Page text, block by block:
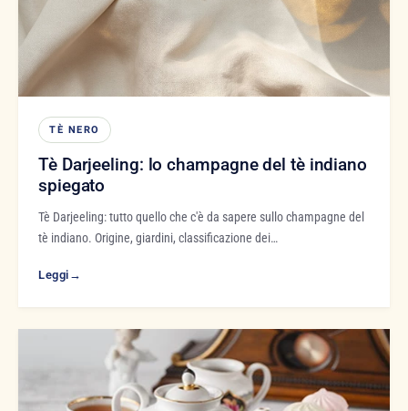
TÈ NERO
Tè Darjeeling: lo champagne del tè indiano
spiegato
Tè Darjeeling: tutto quello che c'è da sapere sullo champagne del
tè indiano. Origine, giardini, classificazione dei…
Leggi →